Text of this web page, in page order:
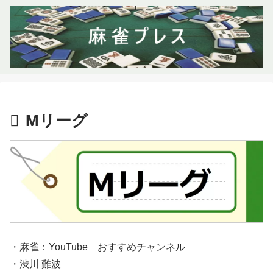
Mリーグ
・麻雀：YouTube おすすめチャンネル
・渋川 難波